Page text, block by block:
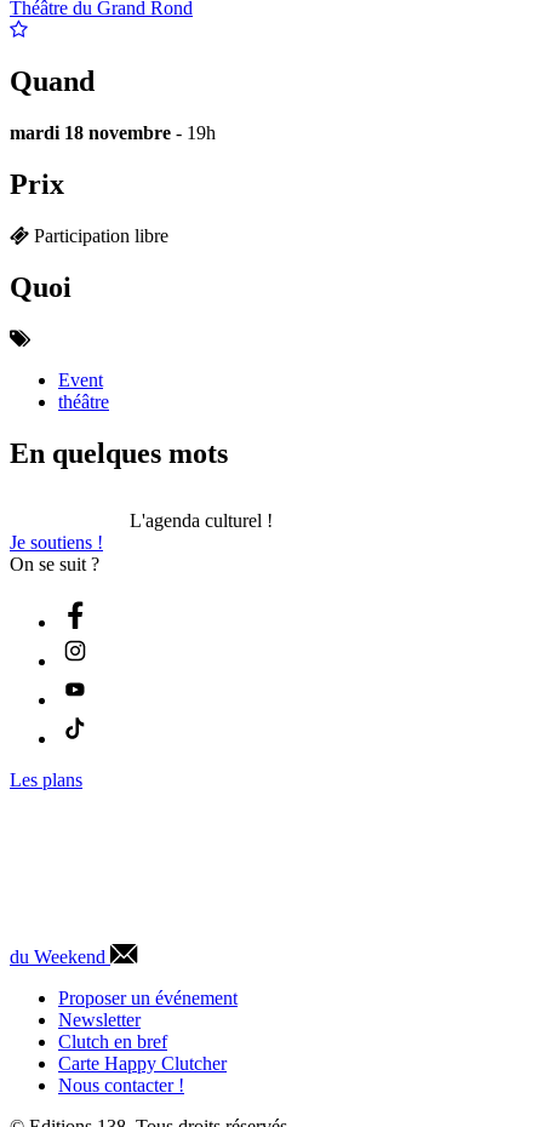
Théâtre du Grand Rond
Quand
mardi 18 novembre - 19h
Prix
Participation libre
Quoi
Event
théâtre
En quelques mots
L'agenda culturel !
Je soutiens !
On se suit ?
Les plans
du Weekend
Proposer un événement
Newsletter
Clutch en bref
Carte Happy Clutcher
Nous contacter !